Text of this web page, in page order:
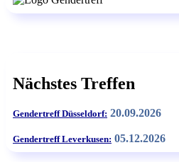
Nächstes Treffen
Gendertreff Düsseldorf: 20.09.2026
Gendertreff Leverkusen: 05.12.2026